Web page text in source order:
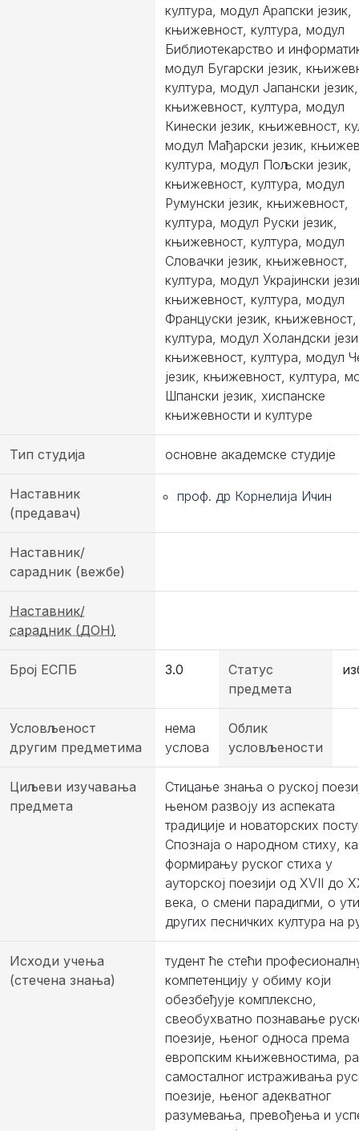
култура, модул Арапски језик,
књижевност, култура, модул
Библиотекарство и
модул Бугарски језик,
култура, модул Јапански језик,
књижевност, култура, модул
Кинески језик, књижевност,
модул Мађарски језик,
култура, модул Пољски језик,
књижевност, култура, модул
Румунски језик, књижевност,
култура, модул Руски језик,
књижевност, култура, модул
Словачки језик, књижевност,
култура, модул Украјински
књижевност, култура, модул
Француски језик, књижевност,
култура, модул Холандски
књижевност, култура, модул
језик, књижевност, култура,
Шпански језик, хиспанске
књижевности и културе
Тип студија основне академске студије
Наставник
(предавач)
проф. др Корнелија Ичин
Наставник/
сарадник (вежбе)
Наставник/
сарадник (ДОН)
Број ЕСПБ 3.0
Статус
предмета
Условљеност
другим предметима
нема
услова
Облик
условљености
Циљеви изучавања
предмета
Стицање знања о руској
њеном развоју из аспеката
традиције и новаторских
Спознаја о народном стиху,
формирању руског стиха у
ауторској поезији од XVII до
века, о смени парадигми, о
других песничких култура на
Исходи учења
(стечена знања)
тудент ће стећи
компетенцију у обиму који
обезбеђује комплексно,
свеобухватно познавање
поезије, њеног односа према
европским књижевностима,
самосталног истраживања
поезије, њеног адекватног
разумевања, превођења и